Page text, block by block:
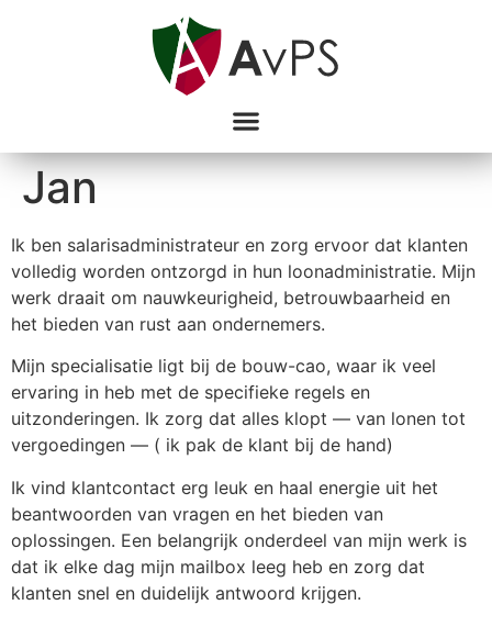
Jan
Ik ben salarisadministrateur en zorg ervoor dat klanten
volledig worden ontzorgd in hun loonadministratie. Mijn
werk draait om nauwkeurigheid, betrouwbaarheid en
het bieden van rust aan ondernemers.
Mijn specialisatie ligt bij de bouw-cao, waar ik veel
ervaring in heb met de specifieke regels en
uitzonderingen. Ik zorg dat alles klopt — van lonen tot
vergoedingen — ( ik pak de klant bij de hand)
Ik vind klantcontact erg leuk en haal energie uit het
beantwoorden van vragen en het bieden van
oplossingen. Een belangrijk onderdeel van mijn werk is
dat ik elke dag mijn mailbox leeg heb en zorg dat
klanten snel en duidelijk antwoord krijgen.